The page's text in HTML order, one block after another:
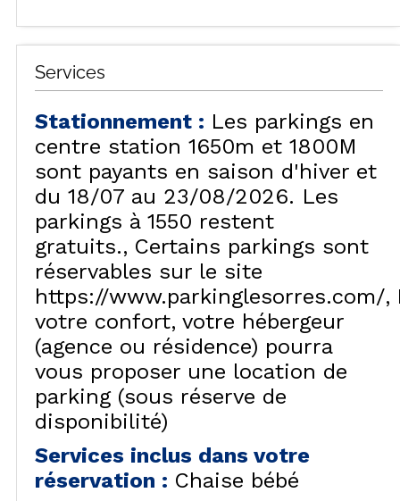
Services
Stationnement : Les parkings en
centre station 1650m et 1800M
sont payants en saison d'hiver et
du 18/07 au 23/08/2026. Les
parkings à 1550 restent
gratuits.
Certains parkings sont
réservables sur le site
https://www.parkinglesorres.com/
votre confort, votre hébergeur
(agence ou résidence) pourra
vous proposer une location de
parking (sous réserve de
disponibilité)
Services inclus dans votre
réservation : Chaise bébé